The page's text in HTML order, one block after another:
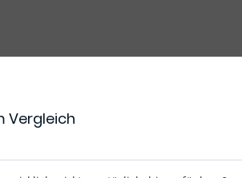
Vergleich